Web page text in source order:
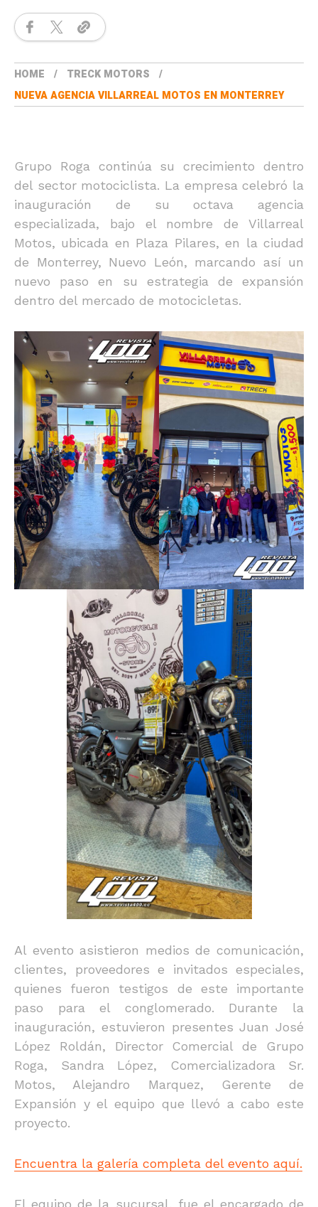
HOME
TRECK MOTORS
NUEVA AGENCIA VILLARREAL MOTOS EN MONTERREY
Grupo Roga continúa su crecimiento dentro
del sector motociclista. La empresa celebró la
inauguración de su octava agencia
especializada, bajo el nombre de Villarreal
Motos, ubicada en Plaza Pilares, en la ciudad
de Monterrey, Nuevo León, marcando así un
nuevo paso en su estrategia de expansión
dentro del mercado de motocicletas.
Al evento asistieron medios de comunicación,
clientes, proveedores e invitados especiales,
quienes fueron testigos de este importante
paso para el conglomerado. Durante la
inauguración, estuvieron presentes Juan José
López Roldán, Director Comercial de Grupo
Roga, Sandra López, Comercializadora Sr.
Motos, Alejandro Marquez, Gerente de
Expansión y el equipo que llevó a cabo este
proyecto.
Encuentra la galería completa del evento aquí.
El equipo de la sucursal, fue el encargado de